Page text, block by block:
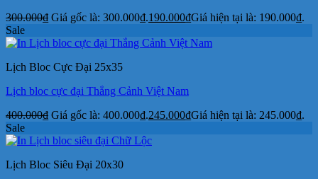
300.000₫ Giá gốc là: 300.000₫.190.000₫Giá hiện tại là: 190.000₫.
Sale
Lịch Bloc Cực Đại 25x35
Lịch bloc cực đại Thắng Cảnh Việt Nam
400.000₫ Giá gốc là: 400.000₫.245.000₫Giá hiện tại là: 245.000₫.
Sale
Lịch Bloc Siêu Đại 20x30